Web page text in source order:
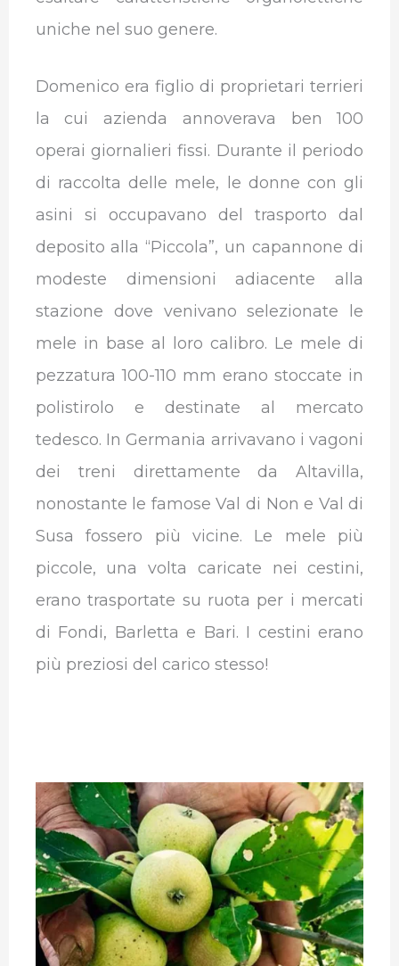
uniche nel suo genere.
Domenico era figlio di proprietari terrieri
la cui azienda annoverava ben 100
operai giornalieri fissi. Durante il periodo
di raccolta delle mele, le donne con gli
asini si occupavano del trasporto dal
deposito alla “Piccola”, un capannone di
modeste dimensioni adiacente alla
stazione dove venivano selezionate le
mele in base al loro calibro. Le mele di
pezzatura 100-110 mm erano stoccate in
polistirolo e destinate al mercato
tedesco. In Germania arrivavano i vagoni
dei treni direttamente da Altavilla,
nonostante le famose Val di Non e Val di
Susa fossero più vicine. Le mele più
piccole, una volta caricate nei cestini,
erano trasportate su ruota per i mercati
di Fondi, Barletta e Bari. I cestini erano
più preziosi del carico stesso!